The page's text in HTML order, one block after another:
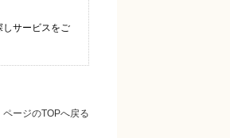
しサービスをご
ージのTOPへ戻る